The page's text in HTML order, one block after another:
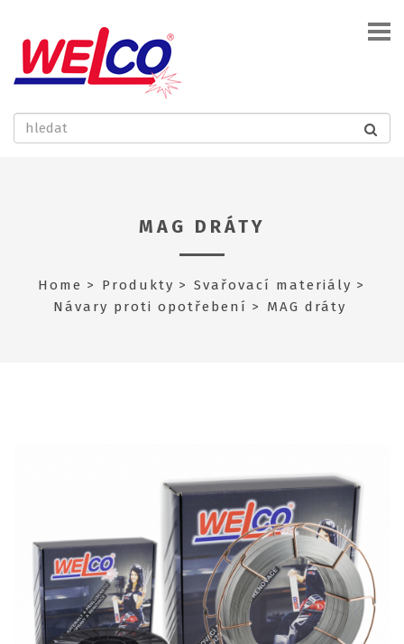
MAG DRÁTY
Home Produkty
Svařovací materiály
Návary proti opotřebení
MAG dráty